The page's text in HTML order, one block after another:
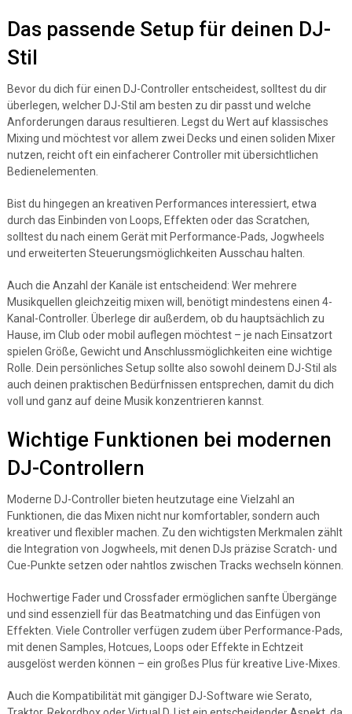
Das passende Setup für deinen DJ-
Stil
Bevor du dich für einen DJ-Controller entscheidest, solltest du dir
überlegen, welcher DJ-Stil am besten zu dir passt und welche
Anforderungen daraus resultieren. Legst du Wert auf klassisches
Mixing und möchtest vor allem zwei Decks und einen soliden Mixer
nutzen, reicht oft ein einfacherer Controller mit übersichtlichen
Bedienelementen.
Bist du hingegen an kreativen Performances interessiert, etwa
durch das Einbinden von Loops, Effekten oder das Scratchen,
solltest du nach einem Gerät mit Performance-Pads, Jogwheels
und erweiterten Steuerungsmöglichkeiten Ausschau halten.
Auch die Anzahl der Kanäle ist entscheidend: Wer mehrere
Musikquellen gleichzeitig mixen will, benötigt mindestens einen 4-
Kanal-Controller. Überlege dir außerdem, ob du hauptsächlich zu
Hause, im Club oder mobil auflegen möchtest – je nach Einsatzort
spielen Größe, Gewicht und Anschlussmöglichkeiten eine wichtige
Rolle. Dein persönliches Setup sollte also sowohl deinem DJ-Stil als
auch deinen praktischen Bedürfnissen entsprechen, damit du dich
voll und ganz auf deine Musik konzentrieren kannst.
Wichtige Funktionen bei modernen
DJ-Controllern
Moderne DJ-Controller bieten heutzutage eine Vielzahl an
Funktionen, die das Mixen nicht nur komfortabler, sondern auch
kreativer und flexibler machen. Zu den wichtigsten Merkmalen zählt
die Integration von Jogwheels, mit denen DJs präzise Scratch- und
Cue-Punkte setzen oder nahtlos zwischen Tracks wechseln können.
Hochwertige Fader und Crossfader ermöglichen sanfte Übergänge
und sind essenziell für das Beatmatching und das Einfügen von
Effekten. Viele Controller verfügen zudem über Performance-Pads,
mit denen Samples, Hotcues, Loops oder Effekte in Echtzeit
ausgelöst werden können – ein großes Plus für kreative Live-Mixes.
Auch die Kompatibilität mit gängiger DJ-Software wie Serato,